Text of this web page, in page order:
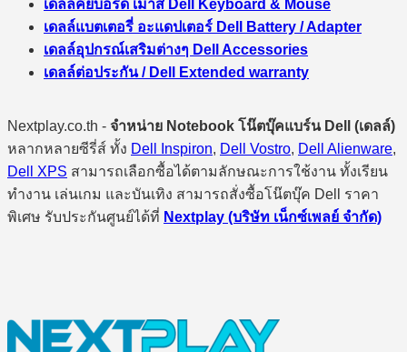
เดลล์คีย์บอร์ด เมาส์ Dell Keyboard & Mouse
เดลล์แบตเตอรี่ อะแดปเตอร์ Dell Battery / Adapter
เดลล์อุปกรณ์เสริมต่างๆ Dell Accessories
เดลล์ต่อประกัน / Dell Extended warranty
Nextplay.co.th - จำหน่าย Notebook โน๊ตบุ๊คแบร์น Dell (เดลล์)
หลากหลายซีรี่ส์ ทั้ง Dell Inspiron, Dell Vostro, Dell Alienware,
Dell XPS สามารถเลือกซื้อได้ตามลักษณะการใช้งาน ทั้งเรียน
ทำงาน เล่นเกม และบันเทิง สามารถสั่งซื้อโน๊ตบุ๊ค Dell ราคา
พิเศษ รับประกันศูนย์ได้ที่ Nextplay (บริษัท เน็กซ์เพลย์ จำกัด)